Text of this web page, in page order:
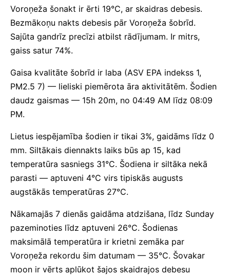
Voroņeža šonakt ir ērti 19°C, ar skaidras debesis.
Bezmākoņu nakts debesis pār Voroņeža šobrīd.
Sajūta gandrīz precīzi atbilst rādījumam. Ir mitrs,
gaiss satur 74%.
Gaisa kvalitāte šobrīd ir laba (ASV EPA indekss 1,
PM2.5 7) — lieliski piemērota āra aktivitātēm. Šodien
daudz gaismas — 15h 20m, no 04:49 AM līdz 08:09
PM.
Lietus iespējamība šodien ir tikai 3%, gaidāms līdz 0
mm. Siltākais diennakts laiks būs ap 15, kad
temperatūra sasniegs 31°C. Šodiena ir siltāka nekā
parasti — aptuveni 4°C virs tipiskās augusts
augstākās temperatūras 27°C.
Nākamajās 7 dienās gaidāma atdzišana, līdz Sunday
pazeminoties līdz aptuveni 26°C. Šodienas
maksimālā temperatūra ir krietni zemāka par
Voroņeža rekordu šim datumam — 35°C. Šovakar
moon ir vērts aplūkot šajos skaidrajos debesu